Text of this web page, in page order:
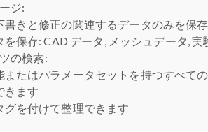
ジ:
書きと修正の関連するデータのみを保存
を保存: CAD データ, メッシュデータ, 実
の検索:
またはパラメータセットを持つすべて
きます
グを付けて整理できます